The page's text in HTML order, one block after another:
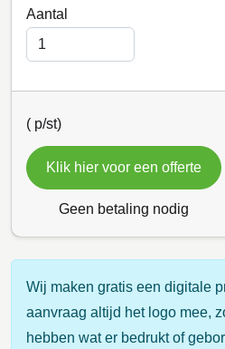
Aantal
( p/st)
Klik hier voor een offerte
Geen betaling nodig
Wij maken gratis een digitale
aanvraag altijd het logo mee,
hebben wat er bedrukt of